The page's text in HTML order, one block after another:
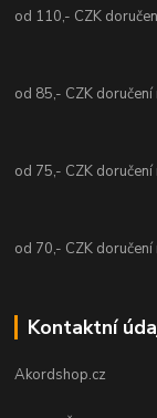
od 110,- CZK
od 85,- CZK
od 75,- CZK
od 70,- CZK
Kontaktní
Akordshop.cz